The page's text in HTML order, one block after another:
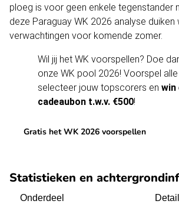
ploeg is voor geen enkele tegenstander
deze Paraguay WK 2026 analyse duiken
verwachtingen voor komende zomer.
Wil jij het WK voorspellen? Doe
onze WK pool 2026! Voorspel
selecteer jouw topscorers en win
cadeaubon t.w.v. €500!
Gratis het WK 2026 voorspellen
Statistieken en
Onderdeel Detail